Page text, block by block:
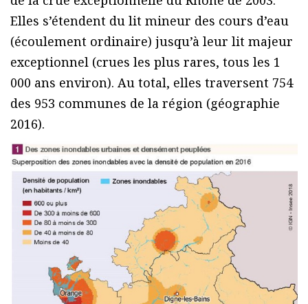
Elles s’étendent du lit mineur des cours d’eau
(écoulement ordinaire) jusqu’à leur lit majeur
exceptionnel (crues les plus rares, tous les 1
000 ans environ). Au total, elles traversent 754
des 953 communes de la région (géographie
2016).